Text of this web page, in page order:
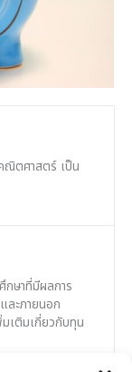
ณิตศาสตร์ เป็น
กษาที่มีผลการ
ละภายนอก
เติมเกี่ยวกับทุน